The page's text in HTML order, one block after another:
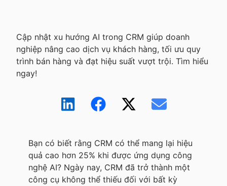
Cập nhật xu hướng AI trong CRM giúp doanh
nghiệp nâng cao dịch vụ khách hàng, tối ưu quy
trình bán hàng và đạt hiệu suất vượt trội. Tìm hiểu
ngay!
Bạn có biết rằng CRM có thể mang lại hiệu
quả cao hơn 25% khi được ứng dụng công
nghệ AI? Ngày nay, CRM đã trở thành một
công cụ không thể thiếu đối với bất kỳ